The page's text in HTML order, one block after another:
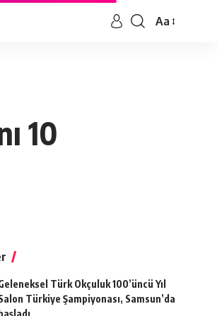
Aa
10
Türk Okçuluk 100’üncü Yıl
Türkiye Şampiyonası, Samsun’da
başladı